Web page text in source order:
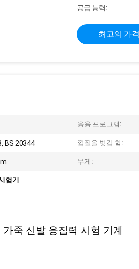
공급 능력:
최고의 가격
응용 프로그램:
BS 20344 껍질을 벗김 힘:
무게:
험기
죽 신발 응집력 시험 기계